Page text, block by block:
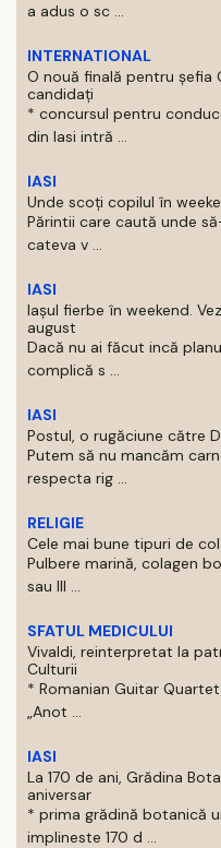
a adus o sc ...
INTERNATIONAL
O nouă finală pentru șefia
candidați
* concursul pentru
din Iasi intră ...
IASI
Unde scoți copilul în
Părintii care caută unde
cateva v ...
IASI
Iașul fierbe în weekend.
august
Dacă nu ai făcut incă
complică s ...
IASI
Postul, o rugăciune către
Putem să nu mancăm
respecta rig ...
RELIGIE
Cele mai bune tipuri de
Pulbere marină, colagen
sau III ...
SFATUL MEDICULUI
Vivaldi, reinterpretat la
Culturii
* Romanian Guitar
„Anot ...
IASI
La 170 de ani, Grădina
aniversar
* prima grădină botanică
implineste 170 d ...